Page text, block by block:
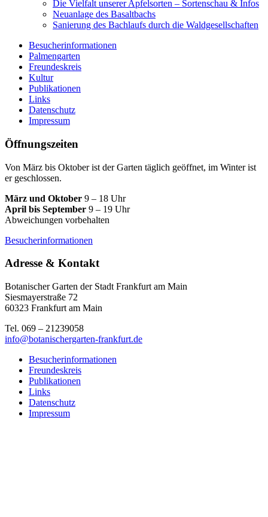
Die Vielfalt unserer Apfelsorten – Sortenschau & Infos
Neuanlage des Basaltbachs
Sanierung des Bachlaufs durch die Waldgesellschaften
Besucherinformationen
Palmengarten
Freundeskreis
Kultur
Publikationen
Links
Datenschutz
Impressum
Öffnungszeiten
Von März bis Oktober ist der Garten täglich geöffnet, im Winter ist
er geschlossen.
März und Oktober 9 – 18 Uhr
April bis September 9 – 19 Uhr
Abweichungen vorbehalten
Besucherinformationen
Adresse & Kontakt
Botanischer Garten der Stadt Frankfurt am Main
Siesmayerstraße 72
60323 Frankfurt am Main
Tel. 069 – 21239058
info@botanischergarten-frankfurt.de
Besucherinformationen
Freundeskreis
Publikationen
Links
Datenschutz
Impressum